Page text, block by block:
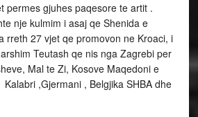
permes gjuhes paqesore te artit .
nje kulmim i asaj qe Shenida e
rreth 27 vjet qe promovon ne Kroaci, i
Teutash qe nis nga Zagrebi per
Mal te Zi, Kosove Maqedoni e
,Gjermani , Belgjika SHBA dhe